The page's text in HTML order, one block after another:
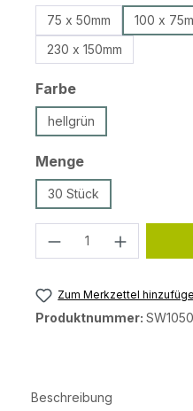
75 x 50mm 100 x
230 x 150mm
Farbeauswählen
hellgrün
Mengeauswählen
30 Stück
Produkt
Zum Merkzettel
Produktnummer:
Beschreibung